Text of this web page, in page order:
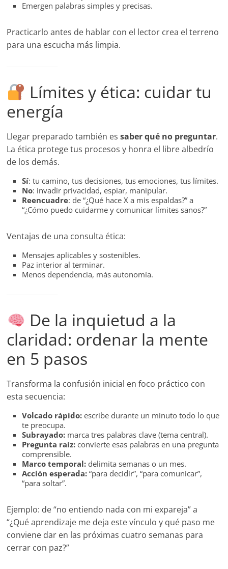
Emergen palabras simples y precisas.
Practicarlo antes de hablar con el lector crea el terreno
para una escucha más limpia.
Límites y ética: cuidar tu
energía
Llegar preparado también essaber qué no preguntar.
La ética protege tus procesos y honra el libre albedrío
de los demás.
Sí: tu camino, tus decisiones, tus emociones, tus límites.
No: invadir privacidad, espiar, manipular.
Reencuadre: de “¿Qué hace X a mis espaldas?” a
“¿Cómo puedo cuidarme y comunicar límites sanos?”
Ventajas de una consulta ética:
Mensajes aplicables y sostenibles.
Paz interior al terminar.
Menos dependencia, más autonomía.
De la inquietud a la
claridad: ordenar la mente
en 5 pasos
Transforma la confusión inicial en foco práctico con
esta secuencia:
Volcado rápido: escribe durante un minuto todo lo que
te preocupa.
Subrayado: marca tres palabras clave (tema central).
Pregunta raíz: convierte esas palabras en una pregunta
comprensible.
Marco temporal: delimita semanas o un mes.
Acción esperada: “para decidir”, “para comunicar”,
“para soltar”.
Ejemplo: de “no entiendo nada con mi expareja” a
“¿Qué aprendizaje me deja este vínculo y qué paso me
conviene dar en las próximas cuatro semanas para
cerrar con paz?”